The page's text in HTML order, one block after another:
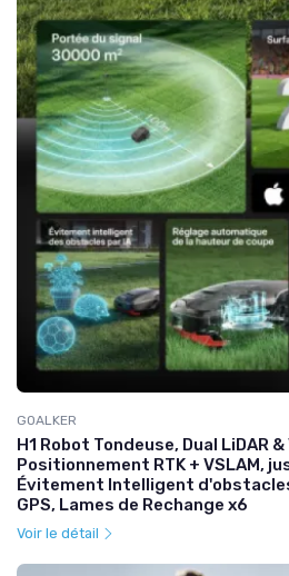
GOALKER
H1 Robot Tondeuse, Dual LiDAR
Positionnement RTK + VSLAM,
Évitement Intelligent
GPS, Lames de Rechange x6
Voir le détail